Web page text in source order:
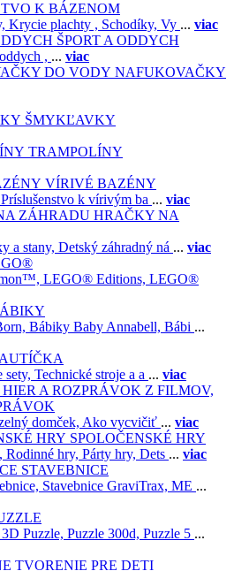
K BÁZENOM
Krycie plachty , Schodíky, Vy ... viac
ŠPORT A ODDYCH
, ... viac
NAFUKOVAČKY
ŠMYKĽAVKY
TRAMPOLÍNY
VÍRIVÉ BAZÉNY
Príslušenstvo k vírivým ba ... viac
HRAČKY NA
a stany, Detský záhradný ná ... viac
LEGO® Editions, LEGO®
Bábiky Baby Annabell, Bábi ...
AUTÍČKA
sety, Technické stroje a a ... viac
Z FILMOV,
domček, Ako vycvičiť ... viac
SPOLOČENSKÉ HRY
Rodinné hry, Párty hry, Dets ... viac
STAVEBNICE
Stavebnice GraviTrax, ME ...
3D Puzzle, Puzzle 300d, Puzzle 5 ...